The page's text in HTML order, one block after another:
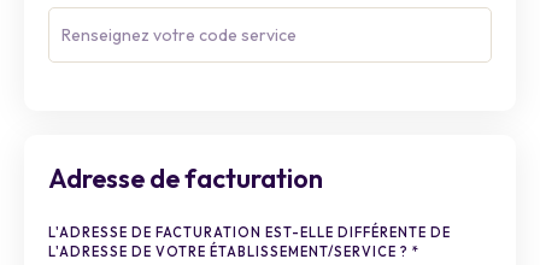
Adresse de facturation
L'ADRESSE DE FACTURATION EST-ELLE DIFFÉRENTE DE
L'ADRESSE DE VOTRE ÉTABLISSEMENT/SERVICE ? *